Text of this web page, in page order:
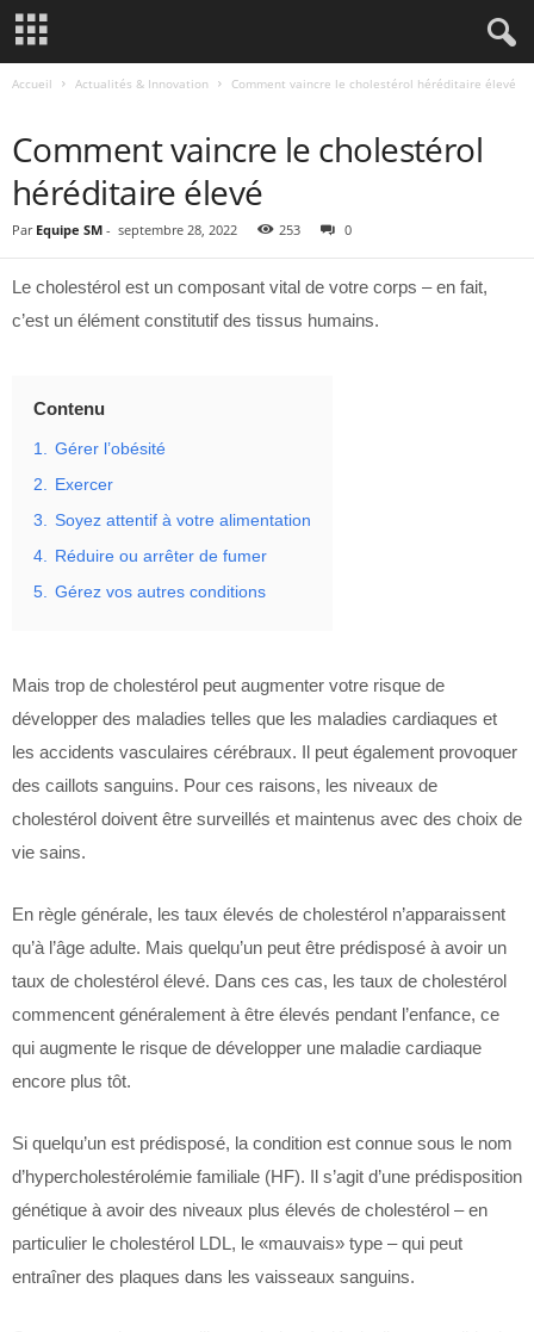
Accueil Actualités & Innovation Comment vaincre le cholestérol héréditaire élevé
Comment vaincre le cholestérol
héréditaire élevé
Par Equipe SM - septembre 28, 2022 253 0
Le cholestérol est un composant vital de votre corps – en fait,
c’est un élément constitutif des tissus humains.
Contenu
1. Gérer l’obésité
2. Exercer
3. Soyez attentif à votre alimentation
4. Réduire ou arrêter de fumer
5. Gérez vos autres conditions
Mais trop de cholestérol peut augmenter votre risque de
développer des maladies telles que les maladies cardiaques et
les accidents vasculaires cérébraux. Il peut également provoquer
des caillots sanguins. Pour ces raisons, les niveaux de
cholestérol doivent être surveillés et maintenus avec des choix de
vie sains.
En règle générale, les taux élevés de cholestérol n’apparaissent
qu’à l’âge adulte. Mais quelqu’un peut être prédisposé à avoir un
taux de cholestérol élevé. Dans ces cas, les taux de cholestérol
commencent généralement à être élevés pendant l’enfance, ce
qui augmente le risque de développer une maladie cardiaque
encore plus tôt.
Si quelqu’un est prédisposé, la condition est connue sous le nom
d’hypercholestérolémie familiale (HF). Il s’agit d’une prédisposition
génétique à avoir des niveaux plus élevés de cholestérol – en
particulier le cholestérol LDL, le «mauvais» type – qui peut
entraîner des plaques dans les vaisseaux sanguins.